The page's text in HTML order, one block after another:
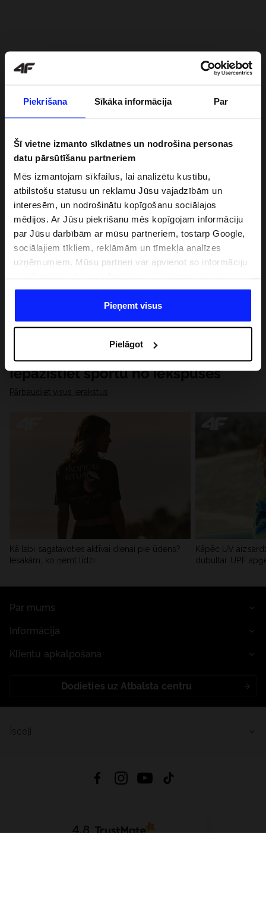
Piekrišana Sīkāka informācija Par
Šī vietne izmanto sīkdatnes un nodrošina personas
datu pārsūtīšanu partneriem
Mēs izmantojam sīkfailus, lai analizētu kustību,
atbilstošu statusu un reklamu Jūsu vajadzībām un
interesēm, un nodrošinātu kopīgošanu sociālajos
mēdijos. Ar Jūsu piekrišanu mēs kopīgojam informāciju
par Jūsu darbībām ar mūsu partneriem, tostarp Google,
sociālajiem tīkliem, reklāmām un tīmekļa analīzes
uzņēmumiem. Mūsu partneri var apvienot so informāciju
datiem, ko viņi iegūst, izmantojot viņu pakalpojumus. Ar
Jūsu atļauju, mēs varam pārsūtīt Jūsu personas datus
saviem partneriem, lai uzlabotu veidu, kadā tiek rādīta
saturu un uzlabotu mūsu partneru piedāvātos risinajumus
( piem. socialos tīklus). Detalizētu informāciju var atrast
mūsu Privātuma politikā un sadaļā "Detaļas".
Pieņemt visus
Pielāgot
Iepazīstiet sportu no iekšpuses
Pārbaudiet visus ierakstus
Kā labi sagatavoties aktīvai dienai pie ūdens?
Iesakām, ko ņemt līdzi
Kāpēc UV
dubultai: UPF
Par mums
Informācija
Klientu apkalpošana
Dodieties uz Atbalsta centru
4.8